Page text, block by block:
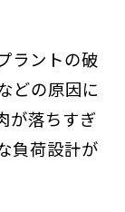
ラントの破
どの原因に
が落ちすぎ
負荷設計が